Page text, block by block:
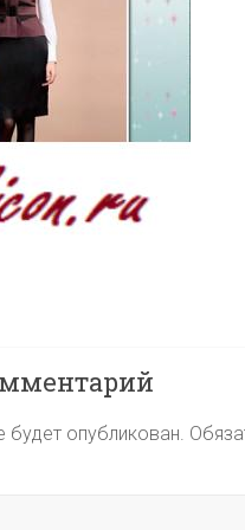
опубликован.